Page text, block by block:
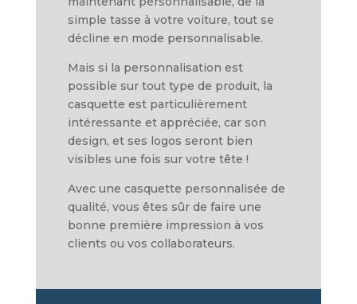
simple tasse à votre voiture, tout se
décline en mode personnalisable.
Mais si la personnalisation est
possible sur tout type de produit, la
casquette est particulièrement
intéressante et appréciée, car son
design, et ses logos seront bien
visibles une fois sur votre tête !
Avec une casquette personnalisée de
qualité, vous êtes sûr de faire une
bonne première impression à vos
clients ou vos collaborateurs.